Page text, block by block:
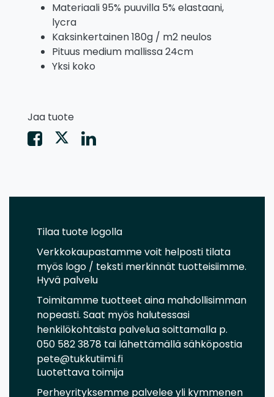
Materiaali 95% puuvilla 5% elastaani,
lycra
Kaksinkertainen 180g / m2 neulos
Pituus medium mallissa 24cm
Yksi koko
Jaa tuote
Tilaa tuote logolla
Verkkokaupastamme voit helposti tilata
myös logo / teksti merkinnät tuotteisiimme.
Hyvä palvelu
Toimitamme tuotteet aina mahdollisimman
nopeasti. Saat myös halutessasi
henkilökohtaista palvelua soittamalla p.
050 582 3878 tai lähettämällä sähköpostia
pete@tukkutiimi.fi
Luotettava toimija
Perheyrityksemme palvelee yli kymmenen